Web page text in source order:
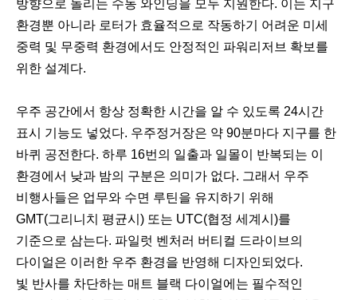
방향으로 돌리는 수동 와인딩을 모두 지원한다. 이는 지구
환경뿐 아니라 로터가 효율적으로 작동하기 어려운 미세
중력 및 무중력 환경에서도 안정적인 파워리저브 확보를
위한 설계다.
우주 공간에서 항상 정확한 시간을 알 수 있도록 24시간
표시 기능도 넣었다. 우주정거장은 약 90분마다 지구를 한
바퀴 공전한다. 하루 16번의 일출과 일몰이 반복되는 이
환경에서 낮과 밤의 구분은 의미가 없다. 그래서 우주
비행사들은 업무와 수면 루틴을 유지하기 위해
GMT(그리니치 평균시) 또는 UTC(협정 세계시)를
기준으로 삼는다. 파일럿 벤처러 버티컬 드라이브의
다이얼은 이러한 우주 환경을 반영해 디자인되었다.
빛 반사를 차단하는 매트 블랙 다이얼에는 필수적인